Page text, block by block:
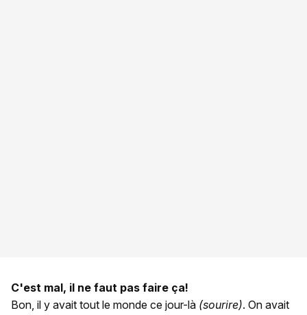
C'est mal, il ne faut pas faire ça!
Bon, il y avait tout le monde ce jour-là (sourire). On avait